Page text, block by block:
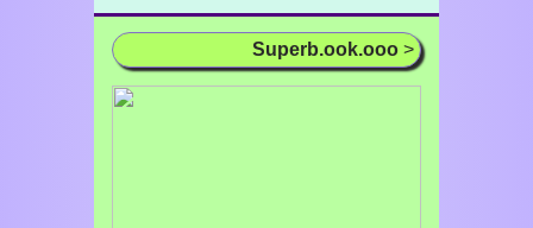
Superb.ook.ooo >